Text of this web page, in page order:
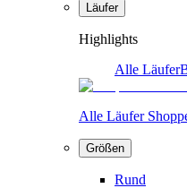
Läufer
Highlights
Alle Läufer
Alle Läufer
Größen
Rund